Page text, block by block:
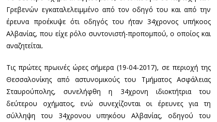
Γρεβενών εγκαταλελειμμένο από τον οδηγό του και από την
έρευνα προέκυψε ότι οδηγός του ήταν 34χρονος υπήκοος
Αλβανίας, που είχε ρόλο συντονιστή-προπομπού, ο οποίος και
αναζητείται.
Τις πρώτες πρωινές ώρες σήμερα (19-04-2017), σε περιοχή της
Θεσσαλονίκης από αστυνομικούς του Τμήματος Ασφάλειας
Σταυρούπολης, συνελήφθη η 34χρονη ιδιοκτήτρια του
δεύτερου οχήματος, ενώ συνεχίζονται οι έρευνες για τη
σύλληψη του 34χρονου υπηκόου Αλβανίας, οδηγού του